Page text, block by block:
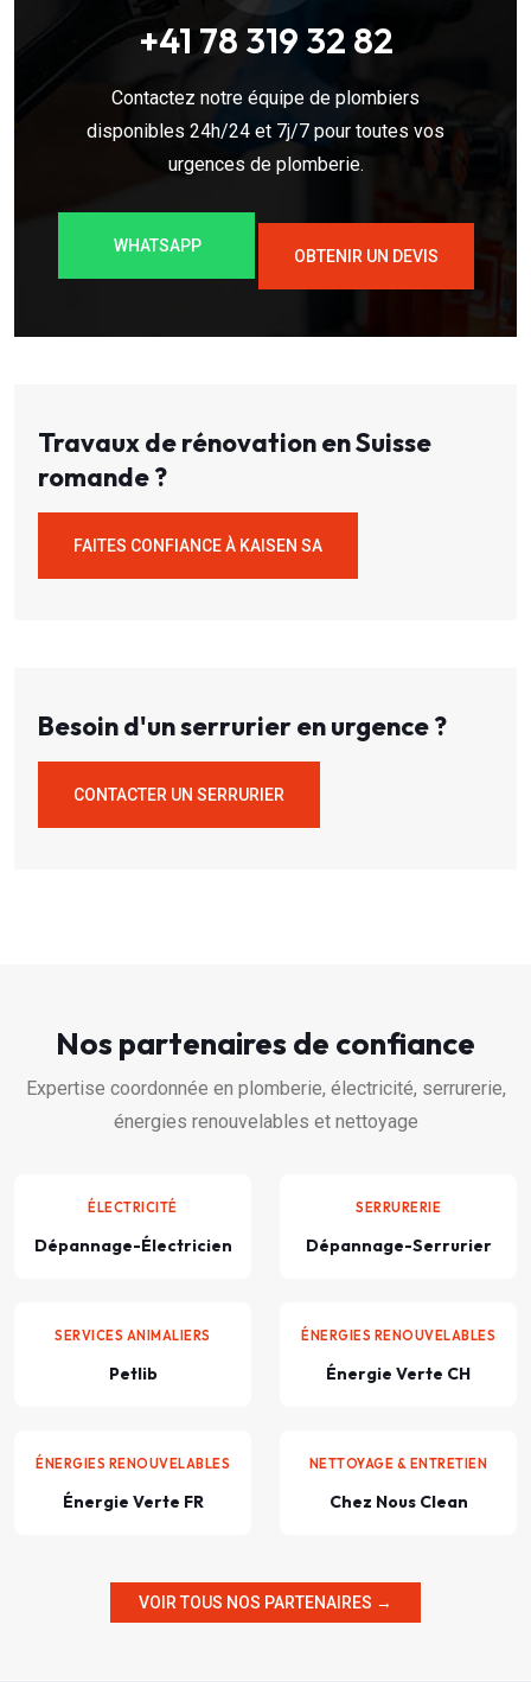
+41 78 319 32 82
Contactez notre équipe de plombiers
disponibles 24h/24 et 7j/7 pour toutes vos
urgences de plomberie.
WHATSAPP
OBTENIR UN DEVIS
Travaux de rénovation en Suisse
romande ?
FAITES CONFIANCE À KAISEN SA
Besoin d'un serrurier en urgence ?
CONTACTER UN SERRURIER
Nos partenaires de confiance
Expertise coordonnée en plomberie, électricité, serrurerie,
énergies renouvelables et nettoyage
ÉLECTRICITÉ
Dépannage-Électricien
SERRURERIE
Dépannage-Serrurier
SERVICES ANIMALIERS
Petlib
ÉNERGIES RENOUVELABLES
Énergie Verte CH
ÉNERGIES RENOUVELABLES
Énergie Verte FR
NETTOYAGE & ENTRETIEN
Chez Nous Clean
VOIR TOUS NOS PARTENAIRES →